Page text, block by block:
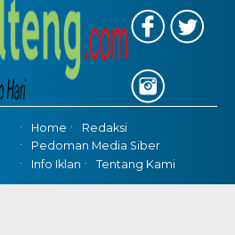
Home
Redaksi
Pedoman Media Siber
Info Iklan
Tentang Kami